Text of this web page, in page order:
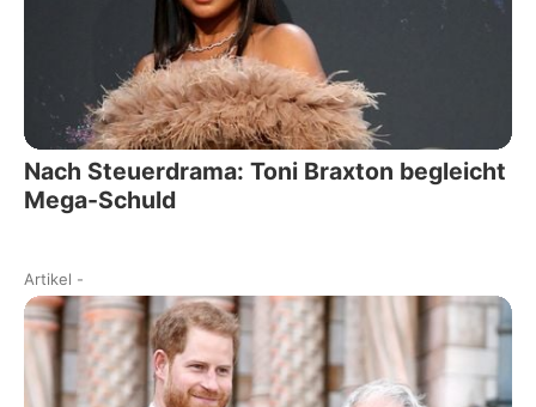
Nach Steuerdrama: Toni Braxton begleicht
Mega-Schuld
Artikel -